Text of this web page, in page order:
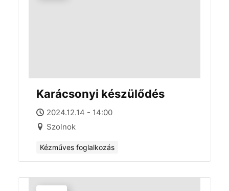
Karácsonyi készülődés
2024.12.14 - 14:00
Szolnok
Kézműves foglalkozás